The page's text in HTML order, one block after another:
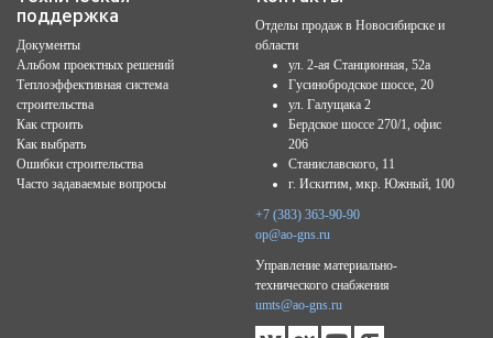
поддержка
Документы
Альбом проектных решений
Теплоэффективная система
строительства
Как строить
Как выбрать
Ошибки строительства
Часто задаваемые вопросы
Отделы продаж в Новосибирске и
области
ул. 2-ая Станционная, 52а
Гусинобродское шоссе, 20
ул. Галущака 2
Бердское шоссе 270/1, офис
206
Станиславского, 11
г. Искитим, мкр. Южный, 100
+7 (383) 363-90-90
op@ao-gns.ru
Управление материально-
технического снабжения
umts@ao-gns.ru